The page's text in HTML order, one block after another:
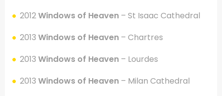
2012Windows of Heaven – St Isaac Cathedral
2013 Windows of Heaven – Chartres
2013 Windows of Heaven – Lourdes
2013 Windows of Heaven – Milan Cathedral